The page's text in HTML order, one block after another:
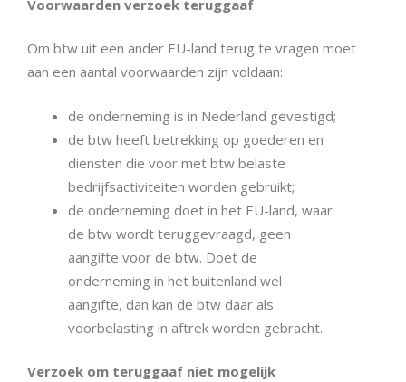
Voorwaarden verzoek teruggaaf
Om btw uit een ander EU-land terug te vragen moet
aan een aantal voorwaarden zijn voldaan:
de onderneming is in Nederland gevestigd;
de btw heeft betrekking op goederen en
diensten die voor met btw belaste
bedrijfsactiviteiten worden gebruikt;
de onderneming doet in het EU-land, waar
de btw wordt teruggevraagd, geen
aangifte voor de btw. Doet de
onderneming in het buitenland wel
aangifte, dan kan de btw daar als
voorbelasting in aftrek worden gebracht.
Verzoek om teruggaaf niet mogelijk